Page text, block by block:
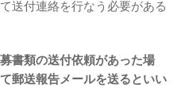
送付連絡を行なう必要がある
書類の送付依頼があった場
郵送報告メールを送るといい